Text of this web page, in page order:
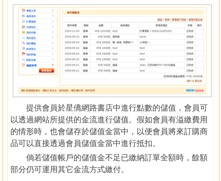
提供會員於星僑網路書店中進行點數的儲值，會員可
以透過網站所提供的金流進行儲值。假如會員有溢繳費用
的情形時，也會儲存於儲值金當中，以便會員將來訂購商
品可以直接透過會員儲值金當中進行抵扣。
倘若儲值帳戶的儲值金不足已繳納訂單全額時，餘額
部分仍可運用其它金流方式繳付。